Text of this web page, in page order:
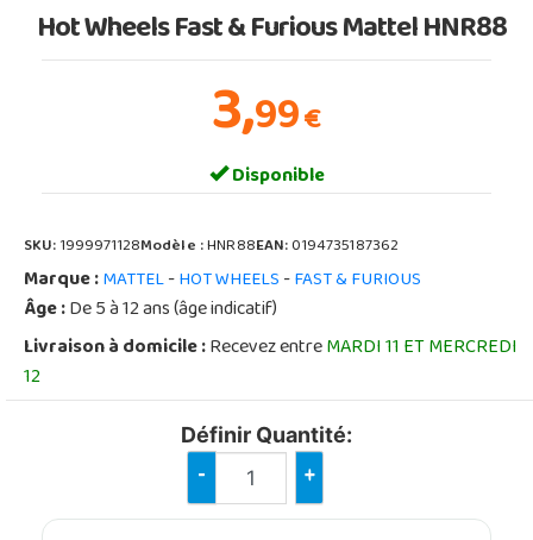
Hot Wheels Fast & Furious Mattel HNR88
3,99€
Disponible
SKU:1999971128Modèle :HNR88EAN:0194735187362
Marque :MATTEL-HOT WHEELS-FAST & FURIOUS
Âge :De 5 à 12 ans (âge indicatif)
Livraison à domicile :Recevez entreMARDI 11 ET MERCREDI
12
Définir Quantité:
- +